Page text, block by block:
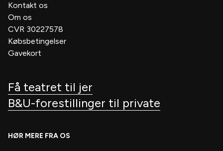
Kontakt os
Om os
CVR 30227578
Købsbetingelser
Gavekort
Få teatret til jer
B&U-forestillinger til private
HØR MERE FRA OS